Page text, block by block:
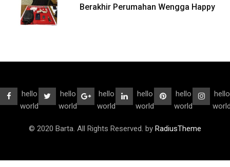
Berakhir Perumahan Wengga Happy
hello
world
hello
world
hello
world
hello
world
hello
world
hello
© 2020 Barta. All Rights Reserved. by RadiusTheme